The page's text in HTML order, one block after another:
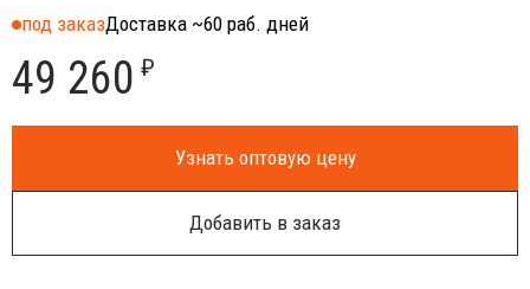
под заказДоставка ~60 раб. дней
49 260 ₽
Узнать оптовую цену
Добавить в заказ